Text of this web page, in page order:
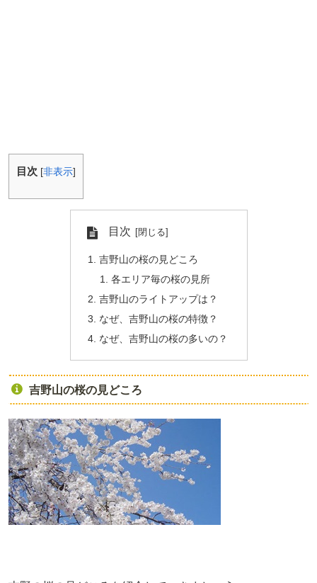
目次 [非表示]
目次
吉野山の桜の見どころ
各エリア毎の桜の見所
吉野山のライトアップは？
なぜ、吉野山の桜の特徴？
なぜ、吉野山の桜の多いの？
吉野山の桜の見どころ